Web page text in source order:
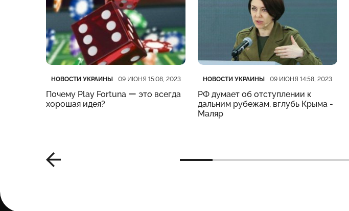
Категория
НОВОСТИ УКРАИНЫ
Дата публикации 09 ИЮНЯ 15:08, 2023
Почему Play Fortuna ー это всегда
хорошая идея?
Категория
НОВОСТИ УКРАИНЫ
Дата публикации 09 ИЮНЯ 14:58, 2023
РФ думает об отступлении к
дальним рубежам, вглубь Крыма -
Маляр